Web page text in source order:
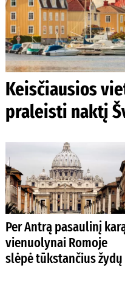
Keisčiausios
praleisti naktį
Per Antrą pasaulinį
vienuolynai Romoje
slėpė tūkstančius žydų